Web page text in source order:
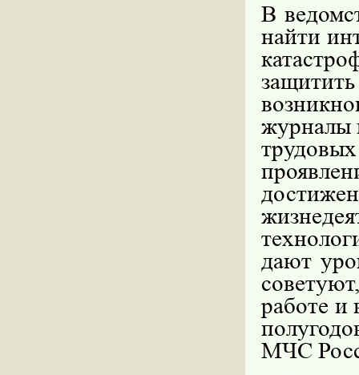
В
найти
журналы
дают
работе
МЧС